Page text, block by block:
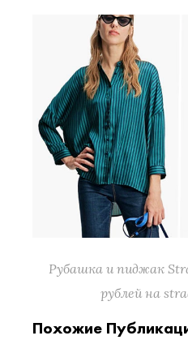
Рубашка и пиджак
рублей на
Похожие